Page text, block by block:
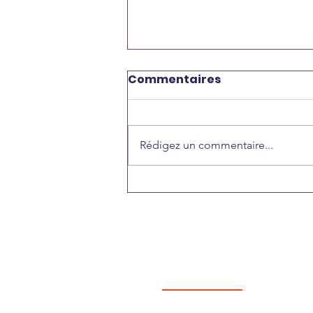
Une nouvelle API
Commentaires
Rédigez un commentaire...